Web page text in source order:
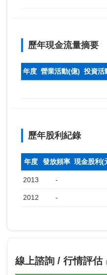
歷年現金流量摘要
年度 營業活動(億) 投資活
歷年股利紀錄
年度 發放頻率 現金股利(
2013 -
2012 -
線上諮詢 / 行情評估